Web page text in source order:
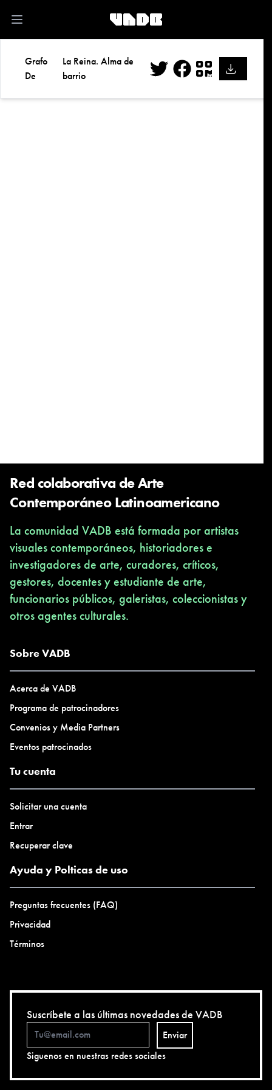
Open main menu
Grafo
De
La Reina. Alma de
barrio
Facebook
QR
Red colaborativa de Arte
Contemporáneo Latinoamericano
La comunidad VADB está formada por artistas
visuales contemporáneos, historiadores e
investigadores de arte, curadores, críticos,
gestores, docentes y estudiante de arte,
funcionarios públicos, galeristas, coleccionistas y
otros agentes culturales.
Sobre VADB
Acerca de VADB
Programa de patrocinadores
Convenios y Media Partners
Eventos patrocinados
Tu cuenta
Solicitar una cuenta
Entrar
Recuperar clave
Ayuda y Polticas de uso
Preguntas frecuentes (FAQ)
Privacidad
Términos
Suscríbete a las últimas novedades de VADB
Enviar
Siguenos en nuestras redes sociales